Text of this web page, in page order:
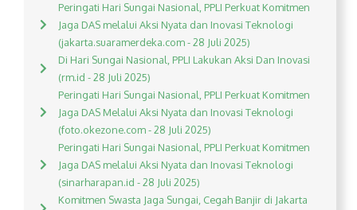
Peringati Hari Sungai Nasional, PPLI Perkuat Komitmen
Jaga DAS melalui Aksi Nyata dan Inovasi Teknologi
(jakarta.suaramerdeka.com - 28 Juli 2025)
Di Hari Sungai Nasional, PPLI Lakukan Aksi Dan Inovasi
(rm.id - 28 Juli 2025)
Peringati Hari Sungai Nasional, PPLI Perkuat Komitmen
Jaga DAS Melalui Aksi Nyata dan Inovasi Teknologi
(foto.okezone.com - 28 Juli 2025)
Peringati Hari Sungai Nasional, PPLI Perkuat Komitmen
Jaga DAS melalui Aksi Nyata dan Inovasi Teknologi
(sinarharapan.id - 28 Juli 2025)
Komitmen Swasta Jaga Sungai, Cegah Banjir di Jakarta